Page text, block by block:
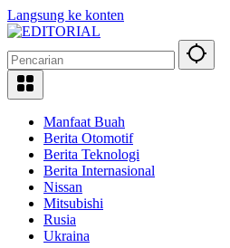
Langsung ke konten
Manfaat Buah
Berita Otomotif
Berita Teknologi
Berita Internasional
Nissan
Mitsubishi
Rusia
Ukraina